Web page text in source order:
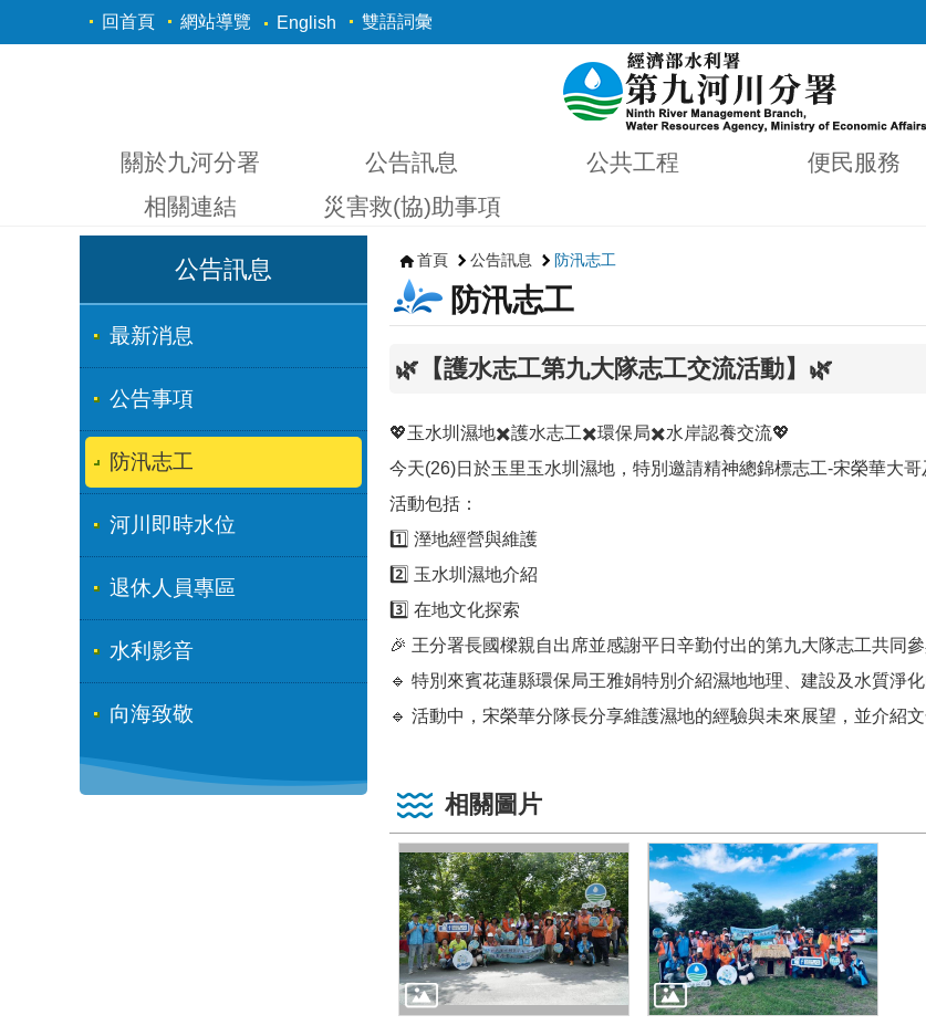
跳到主要內容區塊
回首頁 網站導覽 English 雙語詞彙
關於九河分署 公告訊息 公共工程 便民服務
相關連結
災害救(協)助事項
公告訊息
最新消息
公告事項
防汛志工
河川即時水位
退休人員專區
水利影音
向海致敬
首頁 公告訊息 防汛志工
防汛志工
🌿【護水志工第九大隊志工交流活動】🌿
💖玉水圳濕地✖️護水志工✖️環保局✖️水岸認養交流💖
今天(26)日於玉里玉水圳濕地，特別邀請精神總錦標志工-宋榮華大
活動包括：
1️⃣ 溼地經營與維護
2️⃣ 玉水圳濕地介紹
3️⃣ 在地文化探索
🎉 王分署長國樑親自出席並感謝平日辛勤付出的第九大隊志工共同
🔹 特別來賓花蓮縣環保局王雅娟特別介紹濕地地理、建設及水質淨化
🔹 活動中，宋榮華分隊長分享維護濕地的經驗與未來展望，並介紹
相關圖片